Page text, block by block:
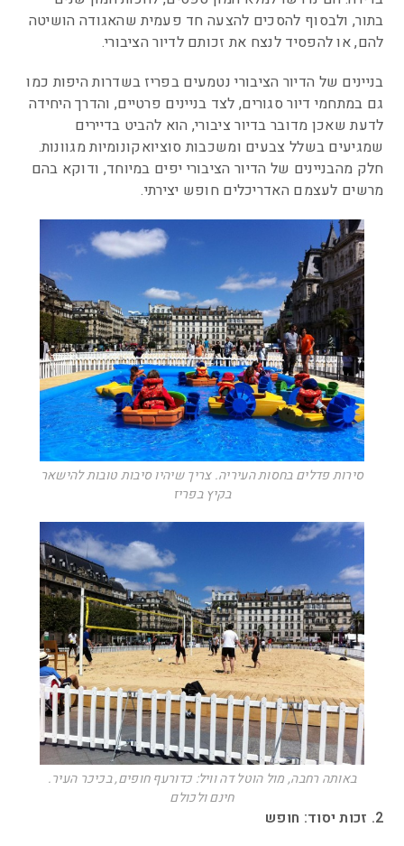
בתור, ולבסוף להסכים להצעה חד פעמית שהאגודה הושיטה
להם, או להפסיד לנצח את זכותם לדיור הציבורי.
בניינים של הדיור הציבורי נטמעים בפריז בשדרות היפות כמו
גם במתחמי דיור סגורים, לצד בניינים פרטיים, והדרך היחידה
לדעת שאכן מדובר בדיור ציבורי, הוא להביט בדיירים
שמגיעים בשלל צבעים ומשכבות סוציואקונומיות מגוונות.
חלק מהבניינים של הדיור הציבורי יפים במיוחד, ודוקא בהם
מרשים לעצמם האדריכלים חופש יצירתי.
סירות פדלים בחסות העיריה. צריך שיהיו סיבות טובות להישאר
בקיץ בפריז
באותה רחבה, מול הוטל דה וויל: כדורעף חופים, בכיכר העיר.
חינם ולכולם
2. זכות יסוד: חופש